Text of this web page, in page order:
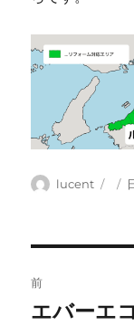
投
lucent
投
稿
前
前
エバーエ